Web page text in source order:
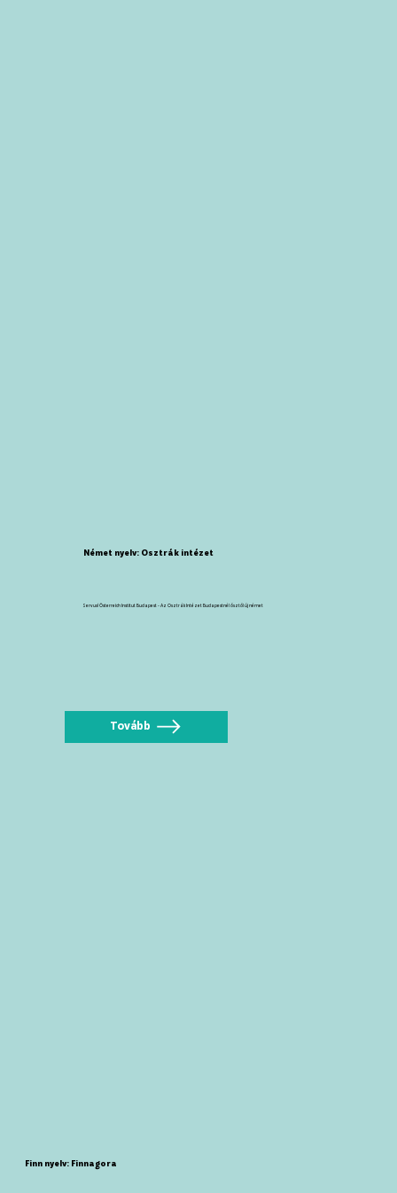
Finn nyelv: Finnagora
Német nyelv: Osztrák intézet
Servus! Österreich Institut Budapest - Az Osztrák Intézet Budapestnél ősztől új német
Tovább